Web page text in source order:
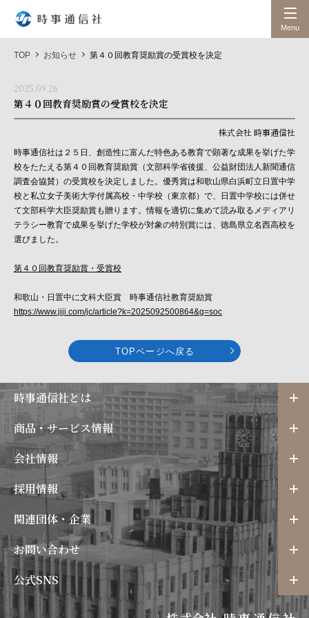
Menu
TOP お知らせ 第４０回教育奨励賞の受賞校を決定
2025.09.26
第４０回教育奨励賞の受賞校を決定
株式会社 時事通信社
時事通信社は２５日、創造性に富んだ特色ある教育で顕著な成果を挙げた学
校をたたえる第４０回教育奨励賞（文部科学省後援、公益財団法人新聞通信
調査会協賛）の受賞校を決定しました。優秀賞は和歌山県白浜町立日置中学
校と私立女子美術大学付属高校・中学校（東京都）で、日置中学校には併せ
て文部科学大臣奨励賞も贈ります。情報を適切に集めて読み取るメディアリ
テラシー教育で成果を挙げた学校が対象の特別賞には、徳島県立名西高校を
選びました。
第４０回教育奨励賞・受賞校
和歌山・日置中に文科大臣賞 時事通信社教育奨励賞
https://www.jiji.com/jc/article?k=2025092500864&g=soc
TOPページへ戻る
時事通信社とは
商品・サービス情報
会社情報
採用情報
関連団体・企業
お問い合わせ
公式SNS